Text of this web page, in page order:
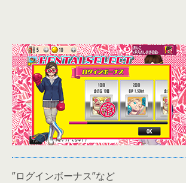
”ログインボーナス”など